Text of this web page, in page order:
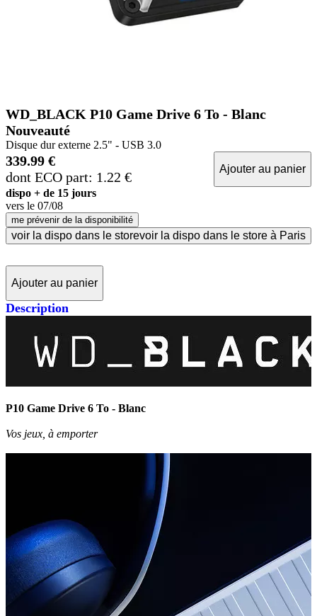
WD_BLACK P10 Game Drive 6 To - Blanc
Nouveauté
Disque dur externe 2.5" - USB 3.0
339.99 €
dont ECO part: 1.22 €
Ajouter au panier
dispo + de 15 jours
vers le 07/08
me prévenir de la disponibilité
voir la dispo dans le storevoir la dispo dans le store à Paris
Ajouter au panier
Description
P10 Game Drive 6 To - Blanc
Vos jeux, à emporter